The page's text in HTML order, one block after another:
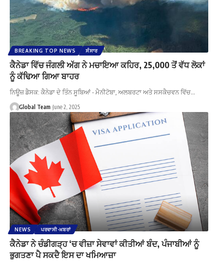
BREAKING TOP NEWS ਸੰਸਾਰ
ਕੈਨੇਡਾ ਵਿੱਚ ਜੰਗਲੀ ਅੱਗ ਨੇ ਮਚਾਇਆ ਕਹਿਰ, 25,000 ਤੋਂ ਵੱਧ ਲੋਕਾਂ
ਨੂੰ ਕੱਢਿਆ ਗਿਆ ਬਾਹਰ
ਨਿਊਜ਼ ਡੈਸਕ: ਕੈਨੇਡਾ ਦੇ ਤਿੰਨ ਸੂਬਿਆਂ - ਮੈਨੀਟੋਬਾ, ਅਲਬਰਟਾ ਅਤੇ ਸਸਕੈਚਵਨ ਵਿੱਚ…
Global Team June 2, 2025
NEWS ਪਰਵਾਸੀ-ਖ਼ਬਰਾਂ
ਕੈਨੇਡਾ ਨੇ ਚੰਡੀਗੜ੍ਹ ‘ਚ ਵੀਜ਼ਾ ਸੇਵਾਵਾਂ ਕੀਤੀਆਂ ਬੰਦ, ਪੰਜਾਬੀਆਂ ਨੂੰ
ਭੁਗਤਣਾ ਪੈ ਸਕਦੈ ਇਸ ਦਾ ਖਮਿਆਜ਼ਾ